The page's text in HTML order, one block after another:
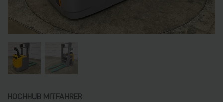
HOCHHUB MITFAHRER